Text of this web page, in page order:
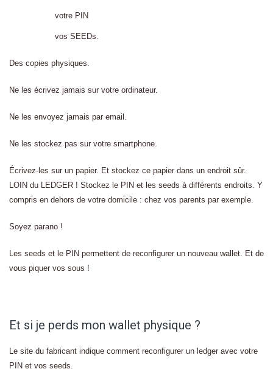
votre PIN
vos SEEDs.
Des copies physiques.
Ne les écrivez jamais sur votre ordinateur.
Ne les envoyez jamais par email.
Ne les stockez pas sur votre smartphone.
Écrivez-les sur un papier. Et stockez ce papier dans un endroit sûr.
LOIN du LEDGER ! Stockez le PIN et les seeds à différents endroits. Y
compris en dehors de votre domicile : chez vos parents par exemple.
Soyez parano !
Les seeds et le PIN permettent de reconfigurer un nouveau wallet. Et de
vous piquer vos sous !
Et si je perds mon wallet physique ?
Le site du fabricant indique comment reconfigurer un ledger avec votre
PIN et vos seeds.